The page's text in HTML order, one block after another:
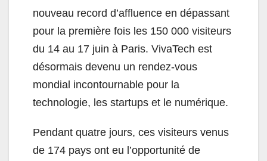
nouveau record d’affluence en dépassant
pour la première fois les 150 000 visiteurs
du 14 au 17 juin à Paris. VivaTech est
désormais devenu un rendez-vous
mondial incontournable pour la
technologie, les startups et le numérique.
Pendant quatre jours, ces visiteurs venus
de 174 pays ont eu l’opportunité de